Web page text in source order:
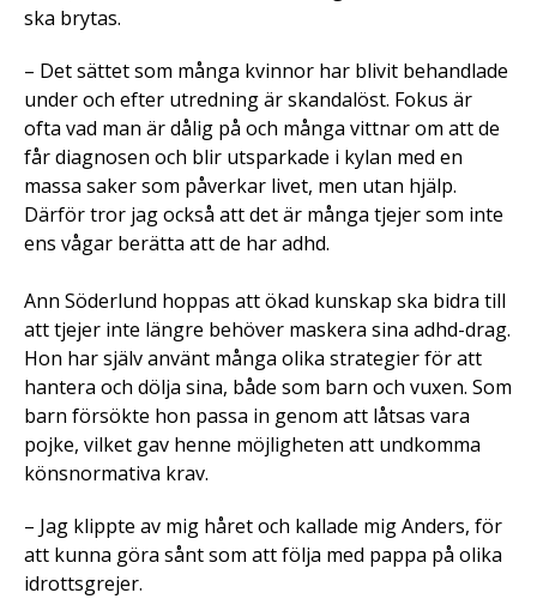
ska brytas.
– Det sättet som många kvinnor har blivit behandlade
under och efter utredning är skandalöst. Fokus är
ofta vad man är dålig på och många vittnar om att de
får diagnosen och blir utsparkade i kylan med en
massa saker som påverkar livet, men utan hjälp.
Därför tror jag också att det är många tjejer som inte
ens vågar berätta att de har adhd.
Ann Söderlund hoppas att ökad kunskap ska bidra till
att tjejer inte längre behöver maskera sina adhd-drag.
Hon har själv använt många olika strategier för att
hantera och dölja sina, både som barn och vuxen. Som
barn försökte hon passa in genom att låtsas vara
pojke, vilket gav henne möjligheten att undkomma
könsnormativa krav.
– Jag klippte av mig håret och kallade mig Anders, för
att kunna göra sånt som att följa med pappa på olika
idrottsgrejer.